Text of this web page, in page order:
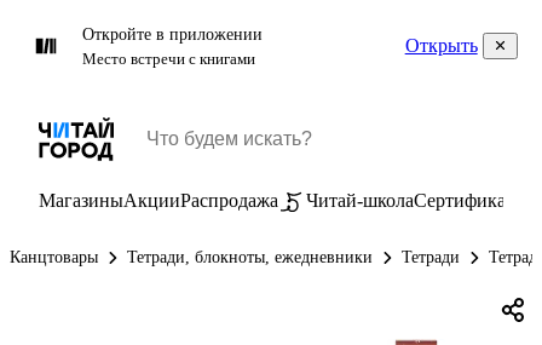
Откройте в приложении
Место встречи с книгами
Открыть
МагазиныАкцииРаспродажа Читай-школаСертификаты
Канцтовары Тетради, блокноты, ежедневники Тетради